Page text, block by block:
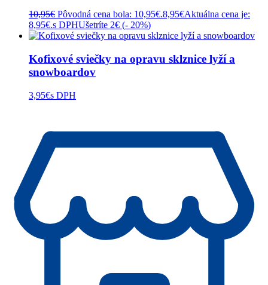
10,95€ Pôvodná cena bola: 10,95€.8,95€Aktuálna cena je:
8,95€.s DPHUšetríte 2€ (- 20%)
Kofixové sviečky na opravu sklznice lyží a
snowboardov
3,95€s DPH